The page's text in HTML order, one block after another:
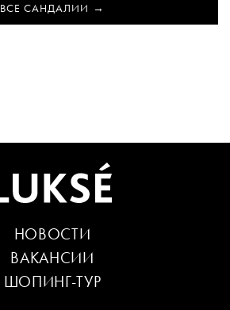
ВСЕ САНДАЛИИ
НОВОСТИ
ВАКАНСИИ
ШОПИНГ-ТУР